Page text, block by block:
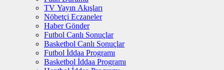
TV Yayın Akışları
Nöbetçi Eczaneler
Haber Gönder
Futbol Canlı Sonuçlar
Basketbol Canlı Sonuçlar
Futbol İddaa Programı
Basketbol İddaa Programı